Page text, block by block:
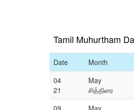
Tamil Muhurtham
Date Month
04
21
May
சித்திரை
09
May